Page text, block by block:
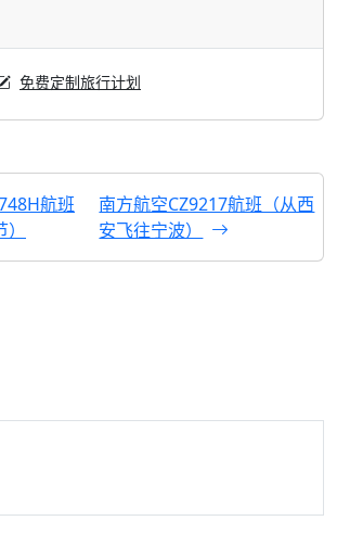
免费定制旅行计划
航班
南方航空CZ9217航班（从西
安飞往宁波）